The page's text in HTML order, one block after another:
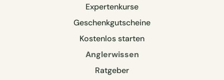
Expertenkurse
Geschenkgutscheine
Kostenlos starten
Anglerwissen
Ratgeber